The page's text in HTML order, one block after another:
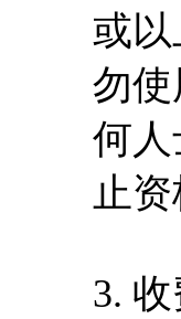
或
勿
何人
止
3.